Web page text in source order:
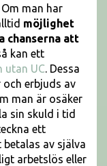
man har
möjlighet
chanserna att
kan ett
utan UC. Dessa
erbjuds av
man är osäker
sin skuld i tid
ett
av själva
arbetslös eller